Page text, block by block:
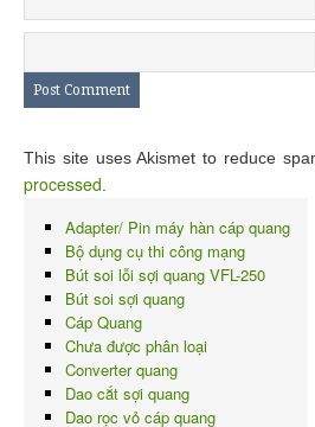
This site uses Akismet to reduce
processed
Adapter/ Pin máy hàn cáp quang
Bộ dụng cụ thi công mạng
Bút soi lỗi sợi quang VFL-250
Bút soi sợi quang
Cáp Quang
Chưa được phân loại
Converter quang
Dao cắt sợi quang
Dao rọc vỏ cáp quang